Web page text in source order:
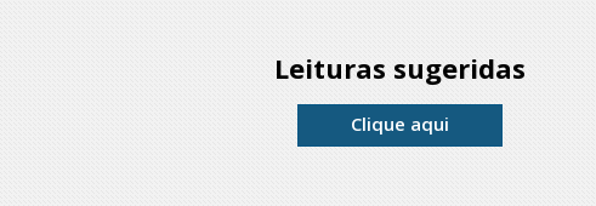
Leituras sugeridas
Clique aqui